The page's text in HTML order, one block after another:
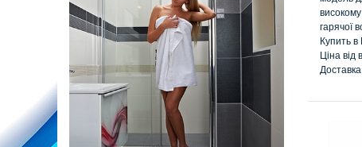
гарячої
Купить
Ціна від
Доставка